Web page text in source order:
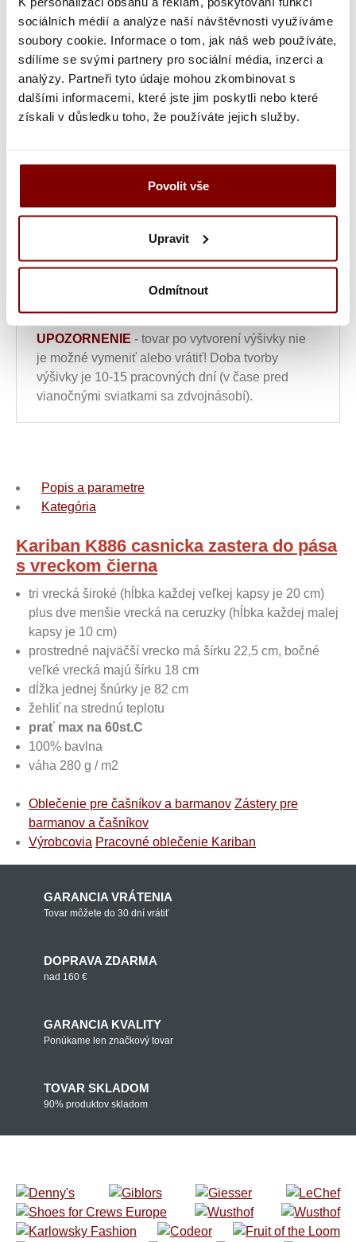
sociálních médií a analýze naší návštěvnosti využíváme
soubory cookie. Informace o tom, jak náš web používáte,
sdílíme se svými partnery pro sociální média, inzerci a
analýzy. Partneři tyto údaje mohou zkombinovat s
dalšími informacemi, které jste jim poskytli nebo které
získali v důsledku toho, že používáte jejich služby.
Povolit vše
Upravit
Odmítnout
Grafická úprava a vyšitie (logo + text) + 34.69€
Vyšitie loga a textu (bez grafickej úpravy) +
10.20€
Ukážka textu:
10,20€ ks
UPOZORNENIE - tovar po vytvorení výšivky nie
je možné vymeniť alebo vrátiť! Doba tvorby
výšivky je 10-15 pracovných dní (v čase pred
vianočnými sviatkami sa zdvojnásobí).
Popis a parametre
Kategória
Kariban K886 casnicka zastera do pása
s vreckom čierna
tri vrecká široké (hĺbka každej veľkej kapsy je 20 cm)
plus dve menšie vrecká na ceruzky (hĺbka každej malej
kapsy je 10 cm)
prostredné najväčší vrecko má šírku 22,5 cm, bočné
veľké vrecká majú šírku 18 cm
dĺžka jednej šnúrky je 82 cm
žehliť na strednú teplotu
prať max na 60st.C
100% bavlna
váha 280 g / m2
Oblečenie pre čašníkov a barmanov Zástery pre
barmanov a čašníkov
Výrobcovia Pracovné oblečenie Kariban
GARANCIA VRÁTENIA
Tovar môžete do 30 dní vrátiť
DOPRAVA ZDARMA
nad 160 €
GARANCIA KVALITY
Ponúkame len značkový tovar
TOVAR SKLADOM
90% produktov skladom